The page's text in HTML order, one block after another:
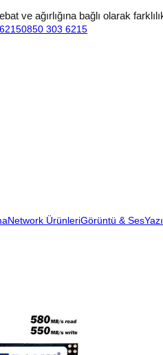
ve ağırlığına bağlı olarak
0850 303 6215
Network ÜrünleriGörüntü & Ses